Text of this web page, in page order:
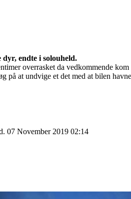
endte i solouheld.
overrasket da vedkommende
på at undvige et det med at bilen
07 November 2019 02:14